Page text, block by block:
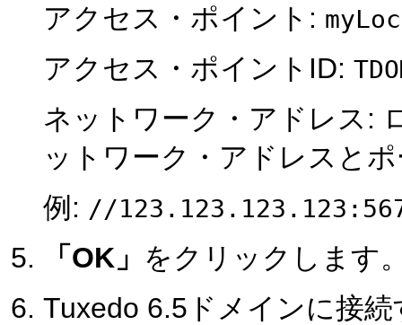
アクセス・ポイント:
アクセス・ポイントID:
ネットワーク・アドレス:
ットワーク・アドレスと
例: //
「OK」 をクリックします
Tuxedo 6.5ドメインに接